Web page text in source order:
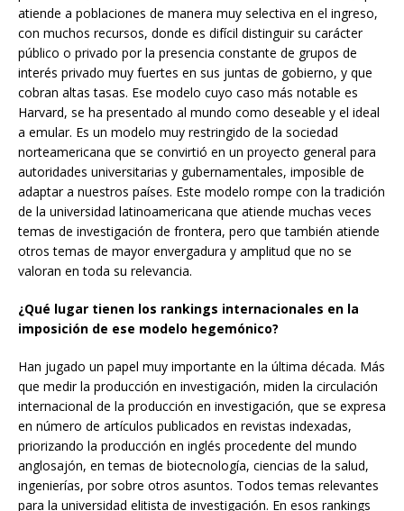
atiende a poblaciones de manera muy selectiva en el ingreso,
con muchos recursos, donde es difícil distinguir su carácter
público o privado por la presencia constante de grupos de
interés privado muy fuertes en sus juntas de gobierno, y que
cobran altas tasas. Ese modelo cuyo caso más notable es
Harvard, se ha presentado al mundo como deseable y el ideal
a emular. Es un modelo muy restringido de la sociedad
norteamericana que se convirtió en un proyecto general para
autoridades universitarias y gubernamentales, imposible de
adaptar a nuestros países. Este modelo rompe con la tradición
de la universidad latinoamericana que atiende muchas veces
temas de investigación de frontera, pero que también atiende
otros temas de mayor envergadura y amplitud que no se
valoran en toda su relevancia.
¿Qué lugar tienen los rankings internacionales en la
imposición de ese modelo hegemónico?
Han jugado un papel muy importante en la última década. Más
que medir la producción en investigación, miden la circulación
internacional de la producción en investigación, que se expresa
en número de artículos publicados en revistas indexadas,
priorizando la producción en inglés procedente del mundo
anglosajón, en temas de biotecnología, ciencias de la salud,
ingenierías, por sobre otros asuntos. Todos temas relevantes
para la universidad elitista de investigación. En esos rankings